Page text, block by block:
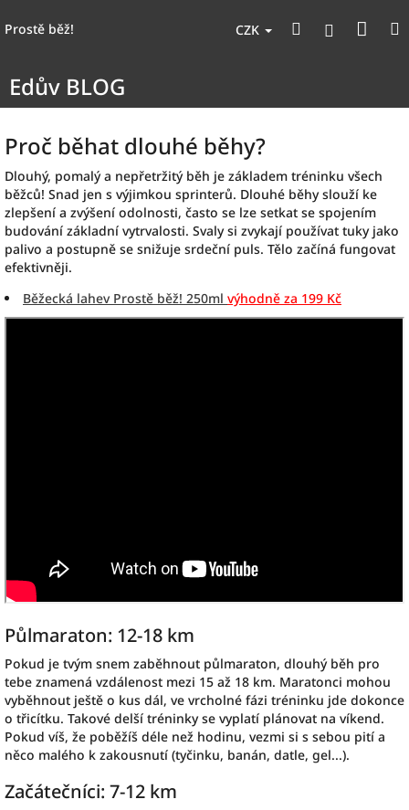
naProstě běž! CZK Hledat
Edův BLOG
Proč běhat dlouhé běhy?
Dlouhý, pomalý a nepřetržitý běh je základem tréninku všech
běžců! Snad jen s výjimkou sprinterů. Dlouhé běhy slouží ke
zlepšení a zvýšení odolnosti, často se lze setkat se spojením
budování základní vytrvalosti. Svaly si zvykají používat tuky jako
palivo a postupně se snižuje srdeční puls. Tělo začíná fungovat
efektivněji.
Běžecká lahev Prostě běž! 250ml výhodně za 199 Kč
Půlmaraton: 12-18 km
Pokud je tvým snem zaběhnout půlmaraton, dlouhý běh pro
tebe znamená vzdálenost mezi 15 až 18 km. Maratonci mohou
vyběhnout ještě o kus dál, ve vrcholné fázi tréninku jde dokonce
o třicítku. Takové delší tréninky se vyplatí plánovat na víkend.
Pokud víš, že poběžíš déle než hodinu, vezmi si s sebou pití a
něco malého k zakousnutí (tyčinku, banán, datle, gel...).
Začátečníci: 7-12 km